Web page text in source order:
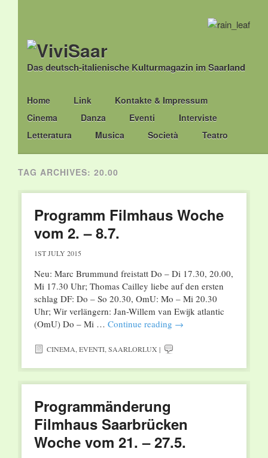
Das deutsch-italienische Kulturmagazin im Saarland
Main menu
Skip
to
content
Home Link
Kontakte & Impressum
Cinema
Danza Eventi
Interviste
Letteratura
Musica Società Teatro
TAG ARCHIVES: 20.00
Programm Filmhaus Woche
vom 2. – 8.7.
1ST JULY 2015
Neu: Marc Brummund freistatt Do – Di 17.30, 20.00,
Mi 17.30 Uhr; Thomas Cailley liebe auf den ersten
schlag DF: Do – So 20.30, OmU: Mo – Mi 20.30
Uhr; Wir verlängern: Jan-Willem van Ewijk atlantic
(OmU) Do – Mi … Continue reading →
CINEMA,EVENTI,SAARLORLUX |
Programmänderung
Filmhaus Saarbrücken
Woche vom 21. – 27.5.